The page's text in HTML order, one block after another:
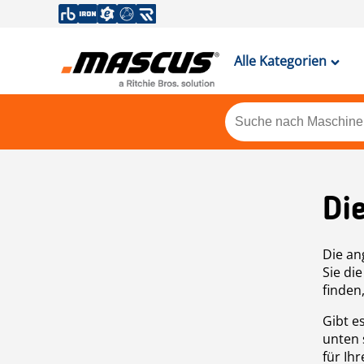
Alle Kategorien
Die
Sie
Gibt
unten
für